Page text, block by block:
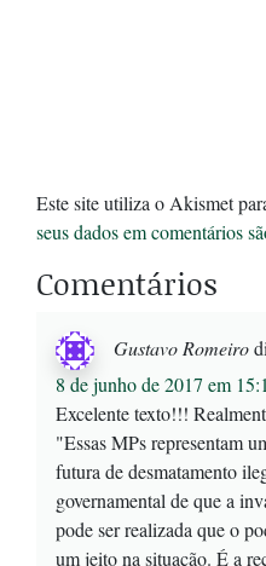
Este site utiliza o Akismet
seus dados em comentários
Comentários
Gustavo Romeiro
8 de junho de 2017 em
Excelente texto!!!
"Essas MPs representam
futura de desmatamento
governamental de que a
pode ser realizada que o
um jeito na situação. É a